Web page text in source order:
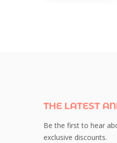
THE LATEST
Be the first to hear
exclusive discounts.